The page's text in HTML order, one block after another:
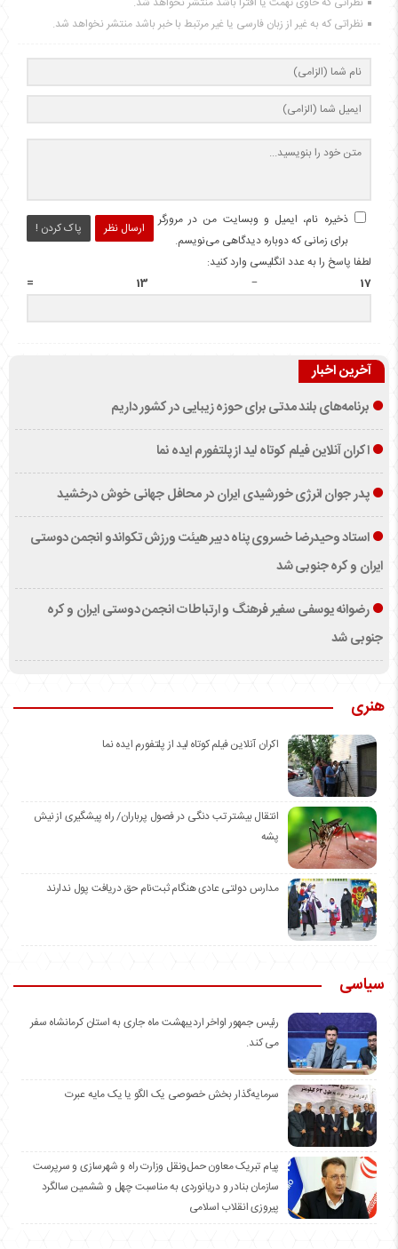
نظراتی که به غیر از زبان فارسی یا غیر مرتبط با خبر باشد منتشر نخواهد شد.
ارسال نظر پاک کردن !
ذخیره نام، ایمیل و وبسایت من در مرورگر
برای زمانی که دوباره دیدگاهی می‌نویسم.
لطفا پاسخ را به عدد انگلیسی وارد کنید:
17 − 13 =
آخرین اخبار
برنامه‌های بلند مدتی برای حوزه زیبایی در کشور داریم
اکران آنلاین فیلم کوتاه لید از پلتفورم ایده نما
پدر جوان انرژی خورشیدی ایران در محافل جهانی خوش درخشید
استاد وحیدرضا خسروی پناه دبیر هیئت ورزش تکواندو انجمن دوستی
ایران و کره جنوبی شد
رضوانه یوسفی سفیر فرهنگ و ارتباطات انجمن دوستی ایران و کره
جنوبی شد
هنری
اکران آنلاین فیلم کوتاه لید از پلتفورم ایده نما
انتقال بیشتر تب دنگی در فصول پرباران/ راه پیشگیری از نیش
پشه
مدارس دولتی عادی هنگام ثبت‌نام حق دریافت پول ندارند
سیاسی
رئیس جمهور اواخر اردیبهشت ماه جاری به استان کرمانشاه سفر
می کند.
سرمایه‌گذار بخش خصوصی یک الگو یا یک مایه عبرت
️پیام تبریک معاون حمل‌ونقل وزارت راه و شهرسازی و سرپرست
سازمان بنادر و دریانوردی به مناسبت چهل و ششمین سالگرد
پیروزی انقلاب اسلامی